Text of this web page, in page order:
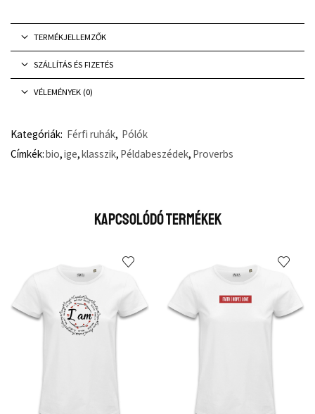
TERMÉKJELLEMZŐK
SZÁLLÍTÁS ÉS FIZETÉS
VÉLEMÉNYEK (0)
Kategóriák: Férfi ruhák, Pólók
Címkék:bio,ige,klasszik, Példabeszédek, Proverbs
Kapcsolódó Termékek